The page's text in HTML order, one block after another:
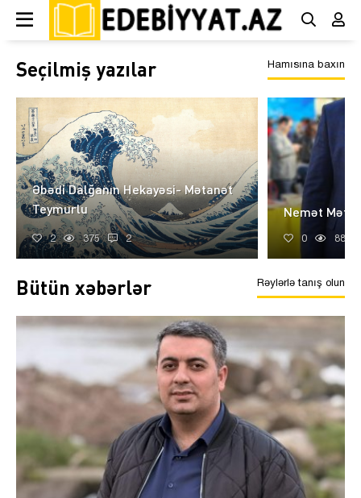
Seçilmiş yazılar Hamısına baxın
Əbədi Dalğanın Hekayəsi- Mətanət
Teymurlu
2 375 2
Nemət Mətin
0 887
Bütün xəbərlər Rəylərlə tanış olun